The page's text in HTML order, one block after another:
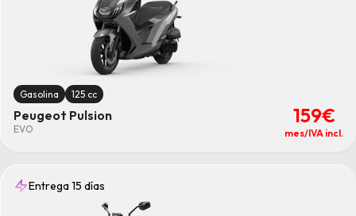
Gasolina 125 cc
Peugeot Pulsion
EVO
159€
mes/IVA incl.
Entrega 15 días